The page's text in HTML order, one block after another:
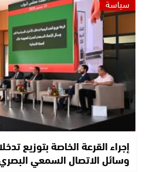
سياسة
إجراء القرعة الخاصة بتوزيع
وسائل الاتصال السمعي